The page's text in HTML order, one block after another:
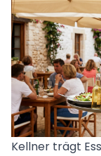
Kellner trägt